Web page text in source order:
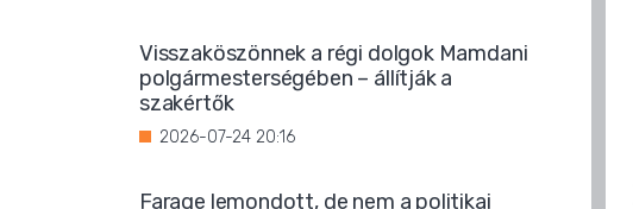
Visszaköszönnek a régi dolgok Mamdani
polgármesterségében – állítják a
szakértők
2026-07-24 20:16
Farage lemondott, de nem a politikai